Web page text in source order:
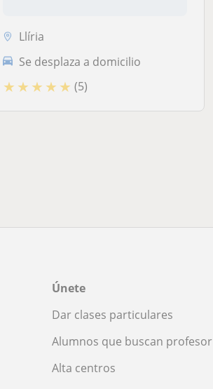
Llíria
Se desplaza a domicilio
★ ★ ★ ★ ★ (5)
Únete
Dar clases particulares
Alumnos que buscan profesor
Alta centros